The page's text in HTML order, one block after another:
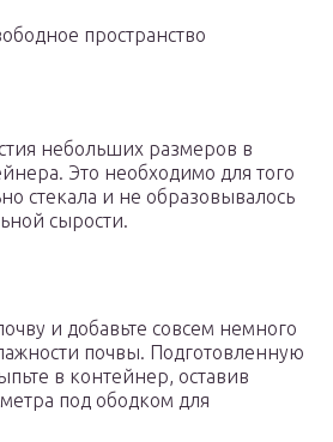
пространство
небольших размеров в
Это необходимо для того
стекала и не образовывалось
сырости.
и добавьте совсем немного
почвы. Подготовленную
в контейнер, оставив
под ободком для